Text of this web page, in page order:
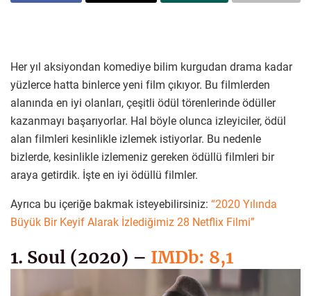
Her yıl aksiyondan komediye bilim kurgudan drama kadar
yüzlerce hatta binlerce yeni film çıkıyor. Bu filmlerden
alanında en iyi olanları, çeşitli ödül törenlerinde ödüller
kazanmayı başarıyorlar. Hal böyle olunca izleyiciler, ödül
alan filmleri kesinlikle izlemek istiyorlar. Bu nedenle
bizlerde, kesinlikle izlemeniz gereken ödüllü filmleri bir
araya getirdik. İşte en iyi ödüllü filmler.
Ayrıca bu içeriğe bakmak isteyebilirsiniz: “2020 Yılında
Büyük Bir Keyif Alarak İzlediğimiz 28 Netflix Filmi”
1. Soul (2020) – IMDb: 8,1